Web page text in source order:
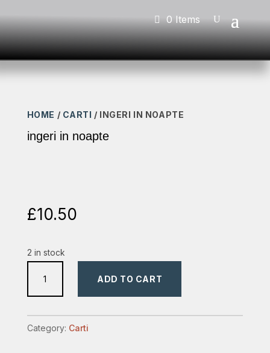
0 Items
HOME / CARTI / INGERI IN NOAPTE
ingeri in noapte
£10.50
2 in stock
quantity
ADD TO CART
Category: Carti